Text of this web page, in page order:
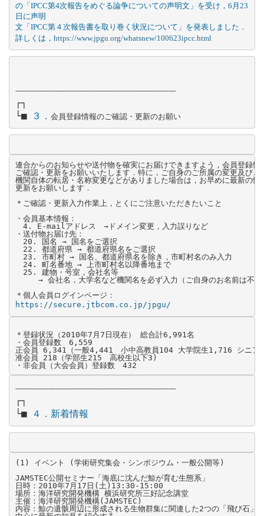
の「IPCC第4次報告をめぐる論争についての声明文」を受け，6月23
日に声明
文「IPCC第４次報告書を取り巻く状況について」を発表しました．
詳しくは， https://www.jpgu.org/whatsnew/100623ipcc.html
--------------------------------------------------------------------
┌┐
└■
  ３．
会員登録情報のご確認・更新のお願い
連合からのお知らせや送付物を確実にお届けできますよう，会員登録情
ご確認・更新をお願いいたします．特に，ご自身のご所属の変更及びご
機関自体の転居・名称変更などがありました場合は，お早めに最新の情
更新をお願いします．
＊ご確認・更新入力作業上，とくにご注意いただきたいこと
・会員基本情報：
4. E-mailアドレス　→ドメイン変更，入力誤りなど
・送付物お届け先：
20. 国名 → 国名をご選択
22. 都道府県 → 都道府県名をご選択
23. 市町村 → 国名、都道府県名を除き，市町村名のみ入力
24. 町名番地 → 上市町村名以降番地まで
25. 建物・号室，会社名等
→ 会社名，大学名など機関名を必ず入力（ご自身のお名前は不要
https://secure.jtbcom.co.jp/jpgu/
＊登録状況（2010年7月7日現在） 総合計6,991名
・会員登録数　6,559
正会員 6,341（一般4,441　小中高教員104 大学院生1,716 シニア
准会員 218（学部生215　高校生以下3)
・非会員（大会会員）登録数　432
--------------------------------------------------------------------
┌┐
└■
  ４．新着情報
(1) イベント (学術研究集会・シンポジウム・一般公開等)
JAMSTEC公開セミナー「海底に沈んだ鯨が育む生態系」
日時：2010年7月17日(土)13:30-15:00
場所：海洋研究開発機構 横浜研究所三好記念講堂
主催：海洋研究開発機構(JAMSTEC)
内容：鯨の遺骸周辺に形成される生物群集に関連した2つの「飛び石」